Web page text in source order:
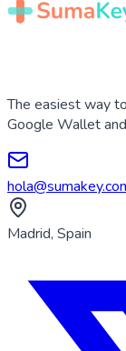
The easiest way
Google Wallet
Madrid, Spain